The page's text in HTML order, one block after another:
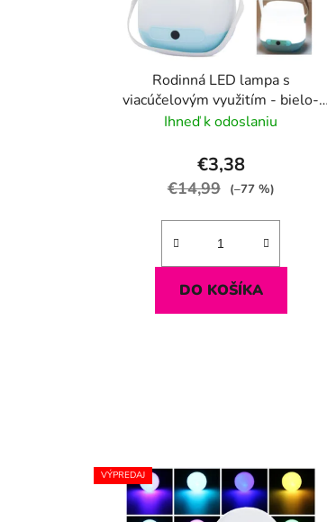
Rodinná LED lampa s
viacúčelovým využitím - bielo-
ružová
Ihneď k odoslaniu
€3,38
€14,99 (–77 %)
DO KOŠÍKA
VÝPREDAJ